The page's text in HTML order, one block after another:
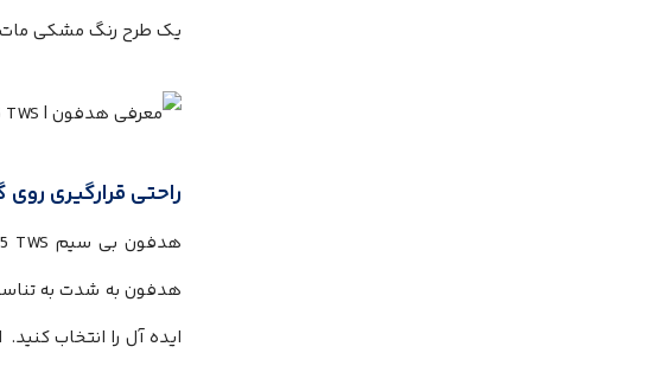
یک طرح رنگ مشکی مات
راحتی قرارگیری
هدفون به شدت به